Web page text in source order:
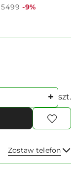
5499 Rabat:
-9%
szt.
Zostaw telefon